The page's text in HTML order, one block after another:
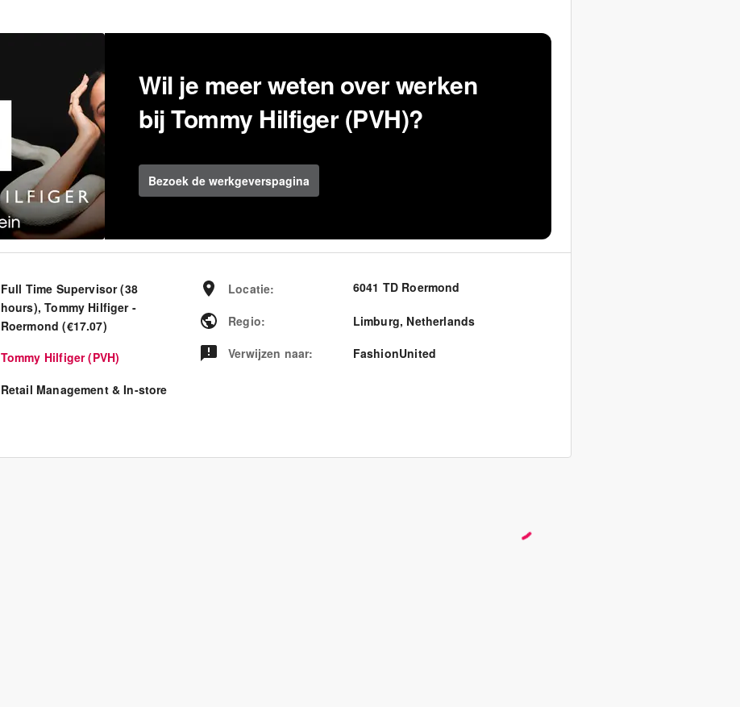
Wil je meer weten over werken
bij Tommy Hilfiger (PVH)?
Bezoek de werkgeverspagina
Full Time Supervisor (38
hours), Tommy Hilfiger -
Roermond (€17.07)
Tommy Hilfiger (PVH)
Retail Management & In-store
Locatie: 6041 TD Roermond
Regio: Limburg, Netherlands
Verwijzen naar: FashionUnited